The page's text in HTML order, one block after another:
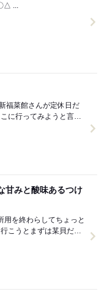
◎ [再来店] 〇 [支払方法] 現金(先払) 〇△ ...
に行ってみようと言う
甘みと酸味あるつけ
用を終わらしてちょっと
こうとまずは某貝だし